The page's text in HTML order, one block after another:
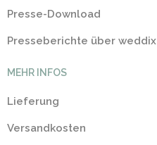
Presse-Download
Presseberichte über weddix
MEHR INFOS
Lieferung
Versandkosten